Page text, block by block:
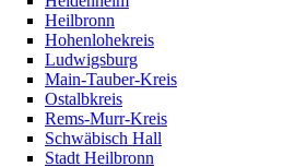
Heilbronn
Hohenlohekreis
Ludwigsburg
Main-Tauber-Kreis
Ostalbkreis
Rems-Murr-Kreis
Schwäbisch Hall
Stadt Heilbronn